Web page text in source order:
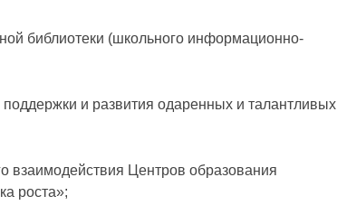
библиотеки (школьного информационно-
и развития одаренных и талантливых
взаимодействия Центров образования
роста»;